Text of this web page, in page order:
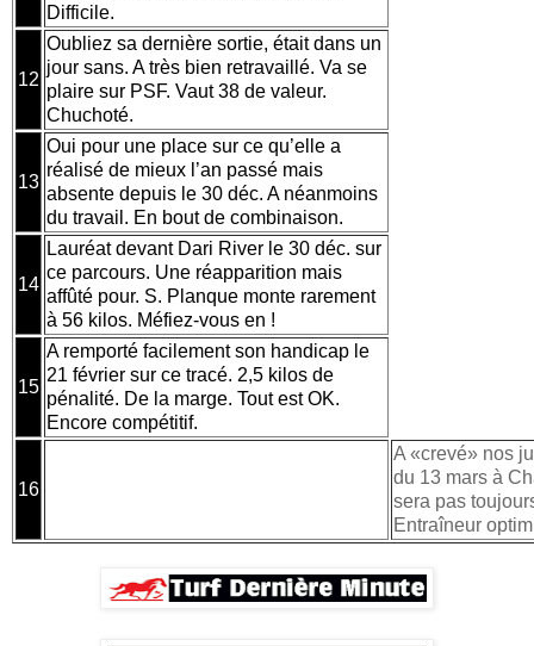
Difficile.
12
Oubliez sa dernière sortie, était dans un
jour sans. A très bien retravaillé. Va se
plaire sur PSF. Vaut 38 de valeur.
Chuchoté.
13
Oui pour une place sur ce qu’elle a
réalisé de mieux l’an passé mais
absente depuis le 30 déc. A néanmoins
du travail. En bout de combinaison.
14
Lauréat devant Dari River le 30 déc. sur
ce parcours. Une réapparition mais
affûté pour. S. Planque monte rarement
à 56 kilos. Méfiez-vous en !
15
A remporté facilement son handicap le
21 février sur ce tracé. 2,5 kilos de
pénalité. De la marge. Tout est OK.
Encore compétitif.
16
A «crevé» nos
du 13 mars à
sera pas
Entraîneur